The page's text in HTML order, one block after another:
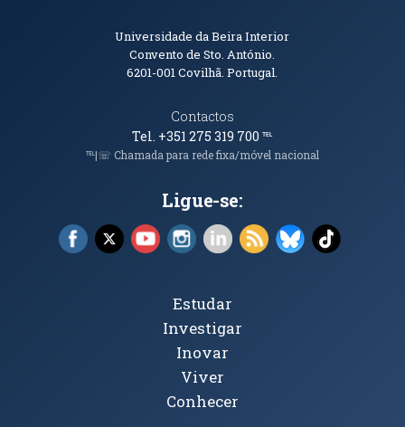
Informações de Contacto
Universidade da Beira Interior
Convento de Sto. António.
6201-001Covilhã. Portugal.
Contactos
Tel. +351 275 319 700℡
℡|☏ Chamada para rede fixa/móvel nacional
Ligue-se:
Facebook (abre em nova janela)
X (abre em nova janela)
YouTube (abre em nova janela)
Instagram (abre em nova janela)
LinkedIn (abre em nova
RSS (abre em nova
Bluesky (abre
TikTok
Tópicos Principais
Estudar
Investigar
Inovar
Viver
Conhecer